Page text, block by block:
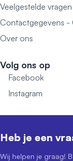
Veelgestelde vragen
Contactgegevens -
Over ons
Volg ons op
Facebook
Instagram
Heb je een
Wij helpen je graag!